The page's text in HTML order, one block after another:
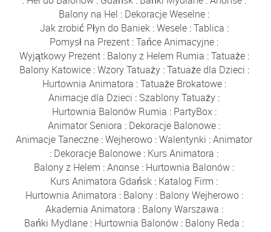
Balony na Hel : Dekoracje Weselne :
Jak zrobić Płyn do Baniek:Wesele:Tablica :
Pomysł na Prezent :Tańce Animacyjne :
Wyjątkowy Prezent: Balony z Helem Rumia :Tatuaże:
Balony Katowice:Wzory Tatuaży:Tatuaże dla Dzieci :
Hurtownia Animatora :Tatuaże Brokatowe:
Animacje dla Dzieci : Szablony Tatuaży :
Hurtownia Balonów Rumia : PartyBox:
Animator Seniora : Dekoracje Balonowe :
Animacje Taneczne :Wejherowo :Walentynki :Animator
: Dekoracje Balonowe : Kurs Animatora :
Balony z Helem :Anonse : Hurtownia Balonów :
Kurs Animatora Gdańsk : Katalog Firm :
Hurtownia Animatora : Balony: Balony Wejherowo:
Akademia Animatora : Balony Warszawa :
Bańki Mydlane : Hurtownia Balonów : Balony Reda :